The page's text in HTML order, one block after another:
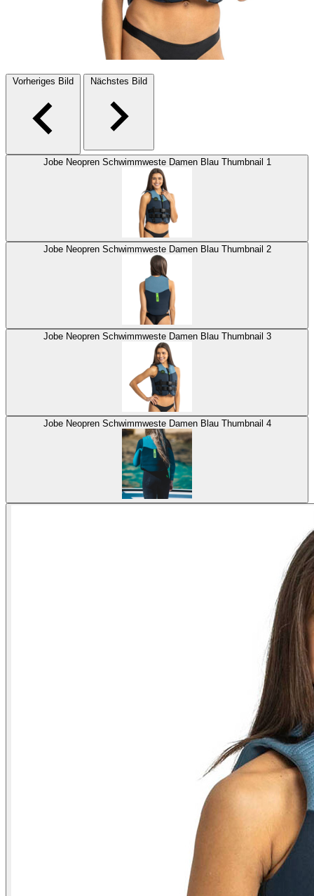
Vorheriges Bild Nächstes Bild
Jobe Neopren Schwimmweste Damen Blau Thumbnail 1
Jobe Neopren Schwimmweste Damen Blau Thumbnail 2
Jobe Neopren Schwimmweste Damen Blau Thumbnail 3
Jobe Neopren Schwimmweste Damen Blau Thumbnail 4